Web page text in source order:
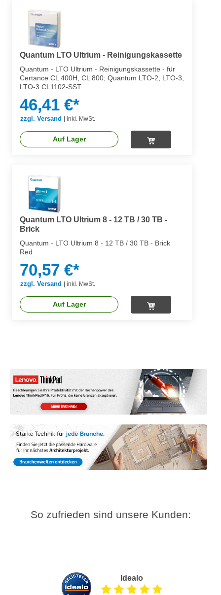
Quantum LTO Ultrium - Reinigungskassette
Quantum - LTO Ultrium - Reinigungskassette - für
Certance CL 400H, CL 800; Quantum LTO-2, LTO-3,
LTO-3 CL1102-SST
46,41 €*
zzgl. Versand inkl. MwSt.
Auf Lager
Quantum LTO Ultrium 8 - 12 TB / 30 TB -
Brick
Quantum - LTO Ultrium 8 - 12 TB / 30 TB - Brick
Red
70,57 €*
zzgl. Versand inkl. MwSt.
Auf Lager
So zufrieden sind unsere Kunden:
Idealo